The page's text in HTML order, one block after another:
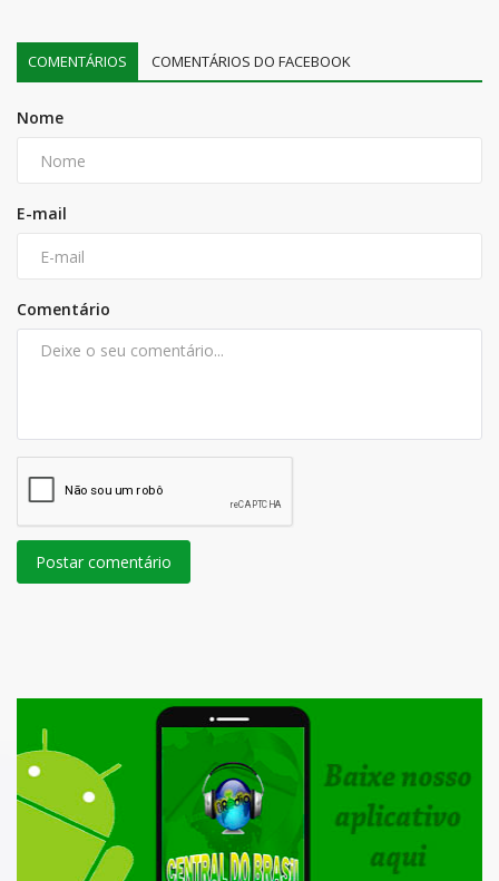
COMENTÁRIOS COMENTÁRIOS DO FACEBOOK
Nome
E-mail
Comentário
Postar comentário